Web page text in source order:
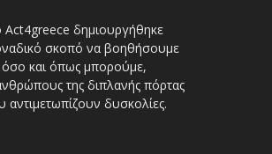
Act4greece δημιουργήθηκε
σκοπό να βοηθήσουμε
όσο και όπως μπορούμε,
της διπλανής πόρτας
αντιμετωπίζουν δυσκολίες.